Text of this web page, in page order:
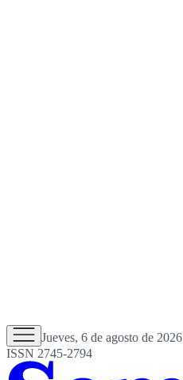
Jueves, 6 de agosto de 2026
ISSN 2745-2794